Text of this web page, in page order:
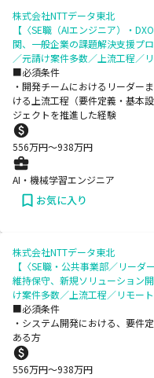
株式会社NTTデータ東北
【〈SE職（AIエンジニア）・
関、一般企業の課題解決支援プ
／元請け案件多数／上流工程／
■必須条件
・開発チームにおけるリーダー
ける上流工程（要件定義・基本
ジェクトを推進した経験
556万円〜938万円
AI・機械学習エンジニア
お気に入り
株式会社NTTデータ東北
【〈SE職・公共事業部／リー
維持保守、新規ソリューション
け案件多数／上流工程／リモー
■必須条件
・システム開発における、要件
ある方
556万円〜938万円